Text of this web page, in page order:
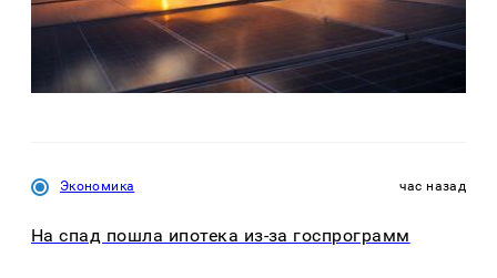
Экономика час назад
На спад пошла ипотека из-за госпрограмм